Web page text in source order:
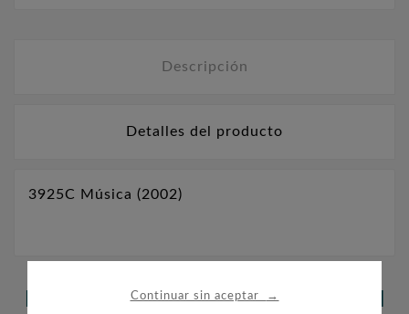
Continuar sin aceptar →
Descripción
Detalles del producto
3925C Música (2002)
LOS CLIENTES QUE ADQUIRIERON